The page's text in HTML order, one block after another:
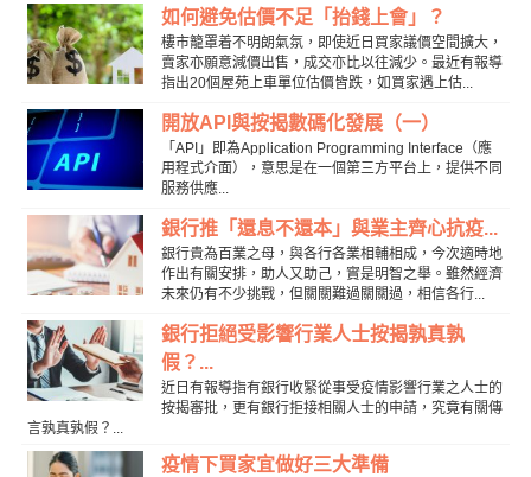
如何避免估價不足「抬錢上會」？
樓市籠罩着不明朗氣氛，即使近日買家議價空間擴大，
賣家亦願意減價出售，成交亦比以往減少。最近有報導
指出20個屋苑上車單位估價皆跌，如買家遇上估...
開放API與按揭數碼化發展（一）
「API」即為Application Programming Interface（應
用程式介面），意思是在一個第三方平台上，提供不同
服務供應...
銀行推「還息不還本」與業主齊心抗疫...
銀行貴為百業之母，與各行各業相輔相成，今次適時地
作出有關安排，助人又助己，實是明智之舉。雖然經濟
未來仍有不少挑戰，但關關難過關關過，相信各行...
銀行拒絕受影響行業人士按揭孰真孰
假？...
近日有報導指有銀行收緊從事受疫情影響行業之人士的
按揭審批，更有銀行拒接相關人士的申請，究竟有關傳
言孰真孰假？...
疫情下買家宜做好三大準備